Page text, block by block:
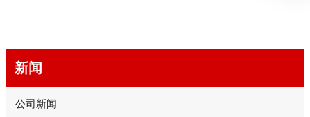
新闻
公司新闻